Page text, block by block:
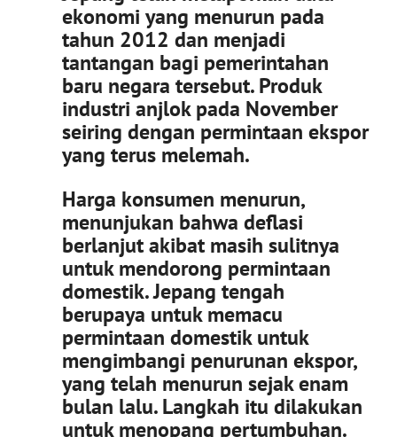
ekonomi yang menurun pada
tahun 2012 dan menjadi
tantangan bagi pemerintahan
baru negara tersebut. Produk
industri anjlok pada November
seiring dengan permintaan ekspor
yang terus melemah.
Harga konsumen menurun,
menunjukan bahwa deflasi
berlanjut akibat masih sulitnya
untuk mendorong permintaan
domestik. Jepang tengah
berupaya untuk memacu
permintaan domestik untuk
mengimbangi penurunan ekspor,
yang telah menurun sejak enam
bulan lalu. Langkah itu dilakukan
untuk menopang pertumbuhan.